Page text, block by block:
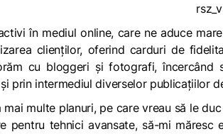
în mediul online, care ne aduce
clienților, oferind carduri de
cu bloggeri și fotografi,
prin intermediul diverselor publicațiilor
mai multe planuri, pe care vreau să le
pentru tehnici avansate, să-mi